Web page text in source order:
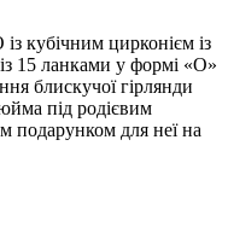
кубічним цирконієм із
15 ланками у формі «О»
блискучої гірлянди
під родієвим
подарунком для неї на